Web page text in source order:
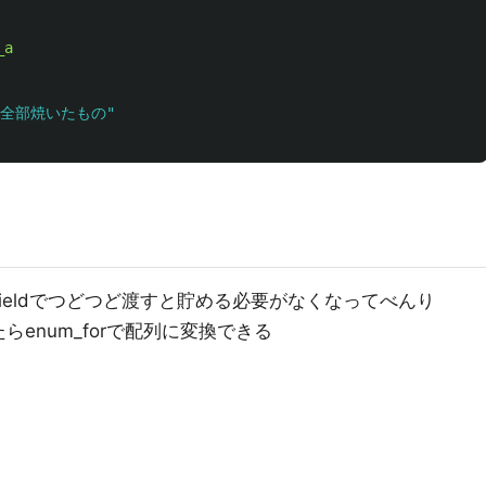
部焼いたもの"
でつどつど渡すと貯める必要がなくなってべんり
enum_forで配列に変換できる